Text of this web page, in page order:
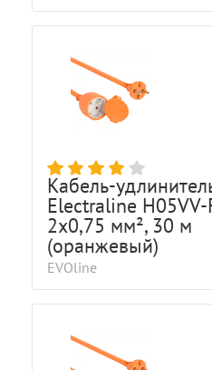
Кабель-
Electraline H05VV-
2x0,75 мм², 30 м
(оранжевый)
EVOline